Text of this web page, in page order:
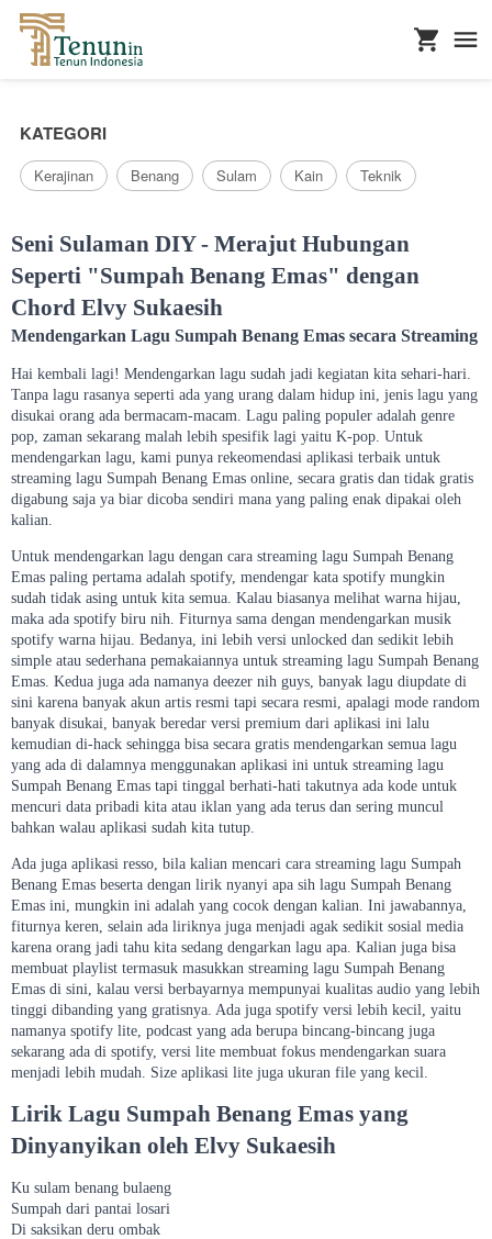
KATEGORI
Kerajinan Benang Sulam Kain Teknik
Seni Sulaman DIY - Merajut Hubungan
Seperti "Sumpah Benang Emas" dengan
Chord Elvy Sukaesih
Mendengarkan Lagu Sumpah Benang Emas secara Streaming
Hai kembali lagi! Mendengarkan lagu sudah jadi kegiatan kita sehari-hari.
Tanpa lagu rasanya seperti ada yang urang dalam hidup ini, jenis lagu yang
disukai orang ada bermacam-macam. Lagu paling populer adalah genre
pop, zaman sekarang malah lebih spesifik lagi yaitu K-pop. Untuk
mendengarkan lagu, kami punya rekeomendasi aplikasi terbaik untuk
streaming lagu Sumpah Benang Emas online, secara gratis dan tidak gratis
digabung saja ya biar dicoba sendiri mana yang paling enak dipakai oleh
kalian.
Untuk mendengarkan lagu dengan cara streaming lagu Sumpah Benang
Emas paling pertama adalah spotify, mendengar kata spotify mungkin
sudah tidak asing untuk kita semua. Kalau biasanya melihat warna hijau,
maka ada spotify biru nih. Fiturnya sama dengan mendengarkan musik
spotify warna hijau. Bedanya, ini lebih versi unlocked dan sedikit lebih
simple atau sederhana pemakaiannya untuk streaming lagu Sumpah Benang
Emas. Kedua juga ada namanya deezer nih guys, banyak lagu diupdate di
sini karena banyak akun artis resmi tapi secara resmi, apalagi mode random
banyak disukai, banyak beredar versi premium dari aplikasi ini lalu
kemudian di-hack sehingga bisa secara gratis mendengarkan semua lagu
yang ada di dalamnya menggunakan aplikasi ini untuk streaming lagu
Sumpah Benang Emas tapi tinggal berhati-hati takutnya ada kode untuk
mencuri data pribadi kita atau iklan yang ada terus dan sering muncul
bahkan walau aplikasi sudah kita tutup.
Ada juga aplikasi resso, bila kalian mencari cara streaming lagu Sumpah
Benang Emas beserta dengan lirik nyanyi apa sih lagu Sumpah Benang
Emas ini, mungkin ini adalah yang cocok dengan kalian. Ini jawabannya,
fiturnya keren, selain ada liriknya juga menjadi agak sedikit sosial media
karena orang jadi tahu kita sedang dengarkan lagu apa. Kalian juga bisa
membuat playlist termasuk masukkan streaming lagu Sumpah Benang
Emas di sini, kalau versi berbayarnya mempunyai kualitas audio yang lebih
tinggi dibanding yang gratisnya. Ada juga spotify versi lebih kecil, yaitu
namanya spotify lite, podcast yang ada berupa bincang-bincang juga
sekarang ada di spotify, versi lite membuat fokus mendengarkan suara
menjadi lebih mudah. Size aplikasi lite juga ukuran file yang kecil.
Lirik Lagu Sumpah Benang Emas yang
Dinyanyikan oleh Elvy Sukaesih
Ku sulam benang bulaeng
Sumpah dari pantai losari
Di saksikan deru ombak